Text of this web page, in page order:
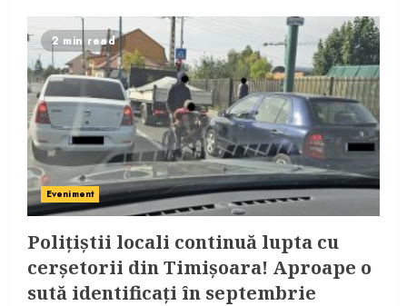
2 min read
Eveniment
Polițiștii locali continuă lupta cu
cerșetorii din Timișoara! Aproape o
sută identificați în septembrie